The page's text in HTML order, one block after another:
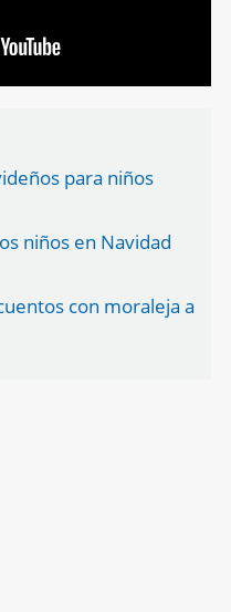
para niños
niños en Navidad
con moraleja a